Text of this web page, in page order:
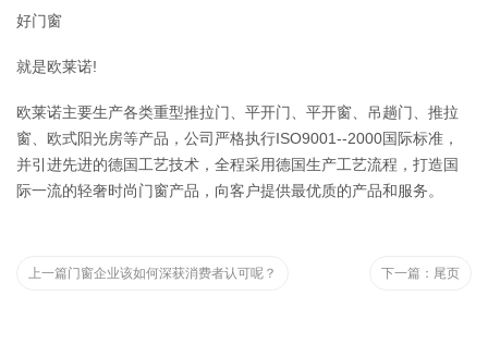
好门窗
就是欧莱诺!
欧莱诺主要生产各类重型推拉门、平开门、平开窗、吊趟门、推拉
窗、欧式阳光房等产品，公司严格执行ISO9001--2000国际标准，
并引进先进的德国工艺技术，全程采用德国生产工艺流程，打造国
际一流的轻奢时尚门窗产品，向客户提供最优质的产品和服务。
上一篇门窗企业该如何深获消费者认可呢？ 下一篇： 尾页